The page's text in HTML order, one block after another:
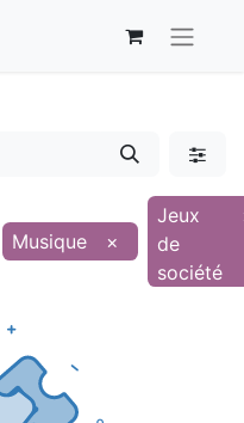
Musique ×
Jeux
de
société